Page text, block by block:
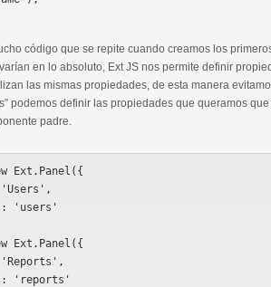
código que se repite cuando creamos los
en lo absoluto, Ext JS nos permite definir
las mismas propiedades, de esta manera
podemos definir las propiedades que queramos
padre.
Ext.Panel({
Ext.Panel({